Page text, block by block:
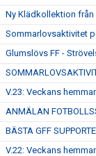
Ny Klädkollektion
Sommarlovsaktivitet
Glumslövs FF -
V.23: Veckans
ANMÄLAN
BÄSTA GFF
V.22: Veckans